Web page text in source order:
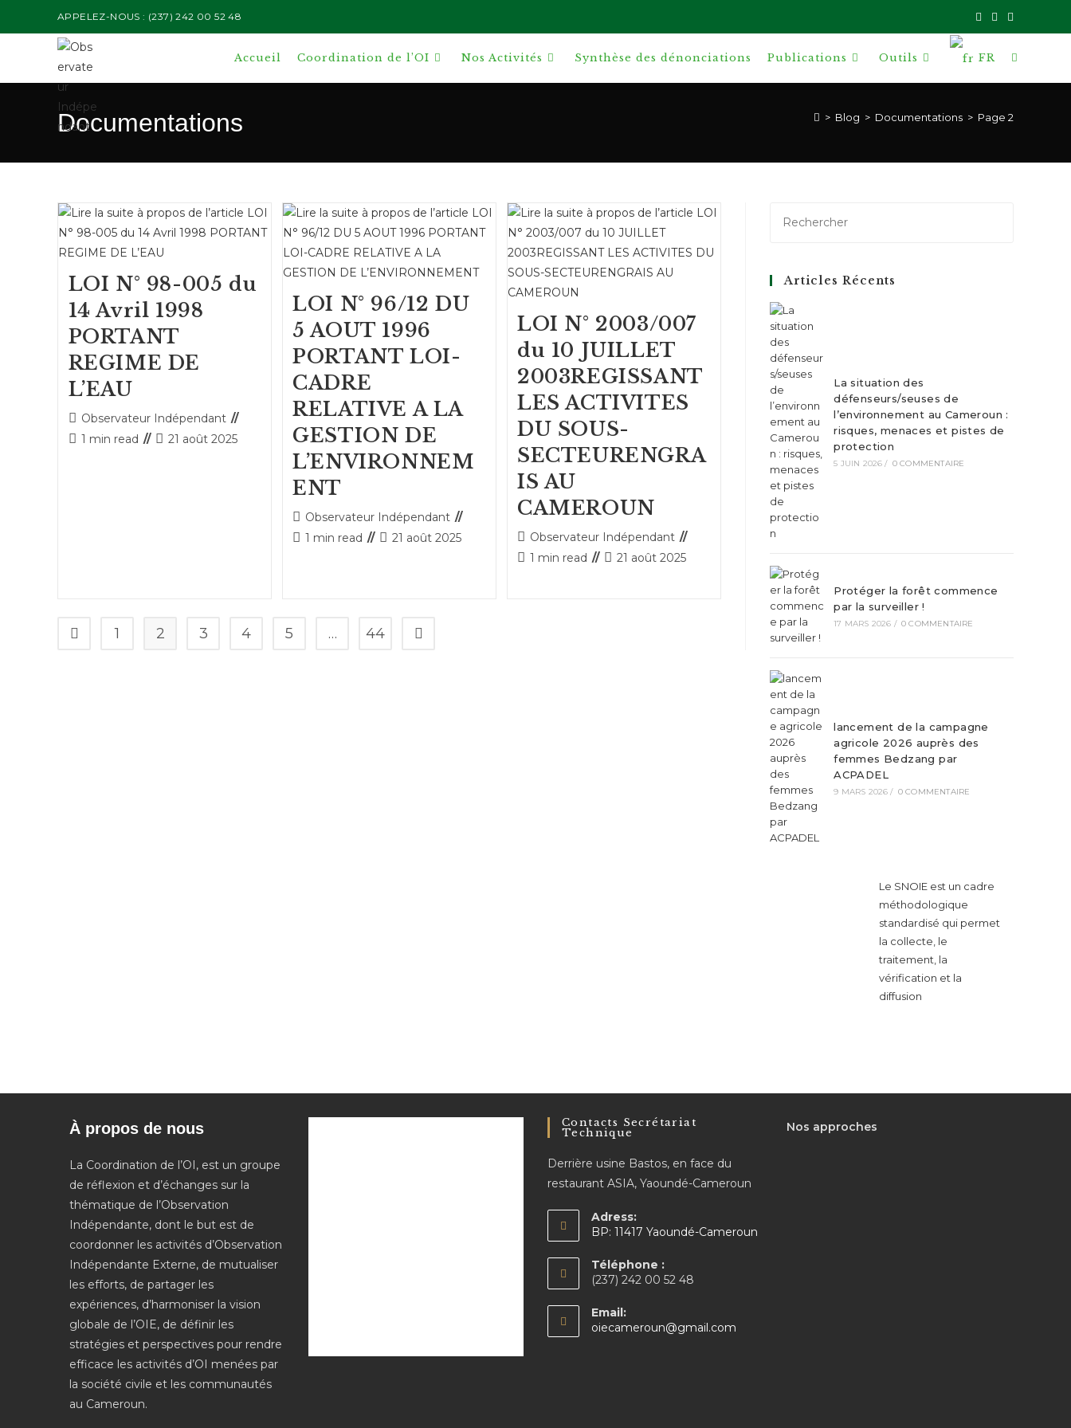
APPELEZ-NOUS : (237) 242 00 52 48
Accueil Coordination de l’OI Nos Activités Synthèse des dénonciations Publications Outils FR Toggle
Documentations > Blog > Documentations > Page 2
LOI N° 98-005 du
14 Avril 1998
PORTANT
REGIME DE
L’EAU
Auteur/autrice
de
Observateur Indépendant
Temps
1 min read
Publication
21 août 2025
LOI N° 96/12 DU
5 AOUT 1996
PORTANT LOI-
CADRE
RELATIVE A LA
GESTION DE
L’ENVIRONNEM
ENT
Auteur/autrice
de
Observateur Indépendant
Temps
1 min read
Publication
21 août 2025
LOI N° 2003/007
du 10 JUILLET
2003REGISSANT
LES ACTIVITES
DU SOUS-
SECTEURENGRA
IS AU
CAMEROUN
Auteur/autrice
de
Observateur Indépendant
Temps
1 min read
Publication
21 août 2025
Go to the previous page
1 2 3 4 5 … 44 Aller à la page suivante
Articles Récents
La situation des
défenseurs/seuses de
l’environnement au Cameroun :
risques, menaces et pistes de
protection
5 JUIN 2026 / 0 COMMENTAIRE
Protéger la forêt commence
par la surveiller !
17 MARS 2026 / 0 COMMENTAIRE
lancement de la campagne
agricole 2026 auprès des
femmes Bedzang par
ACPADEL
9 MARS 2026 / 0 COMMENTAIRE
Le SNOIE est un cadre
méthodologique
standardisé qui permet
la collecte, le
traitement, la
vérification et la
diffusion
À propos de nous
La Coordination de l’OI, est un groupe
de réflexion et d’échanges sur la
thématique de l’Observation
Indépendante, dont le but est de
coordonner les activités d’Observation
Indépendante Externe, de mutualiser
les efforts, de partager les
expériences, d’harmoniser la vision
globale de l’OIE, de définir les
stratégies et perspectives pour rendre
efficace les activités d’OI menées par
la société civile et les communautés
au Cameroun.
Contacts Secrétariat
Technique
Derrière usine Bastos, en face du
restaurant ASIA, Yaoundé-Cameroun
Adress:
BP: 11417 Yaoundé-Cameroun
Téléphone :
(237) 242 00 52 48
Email:
oiecameroun@gmail.com
Nos approches